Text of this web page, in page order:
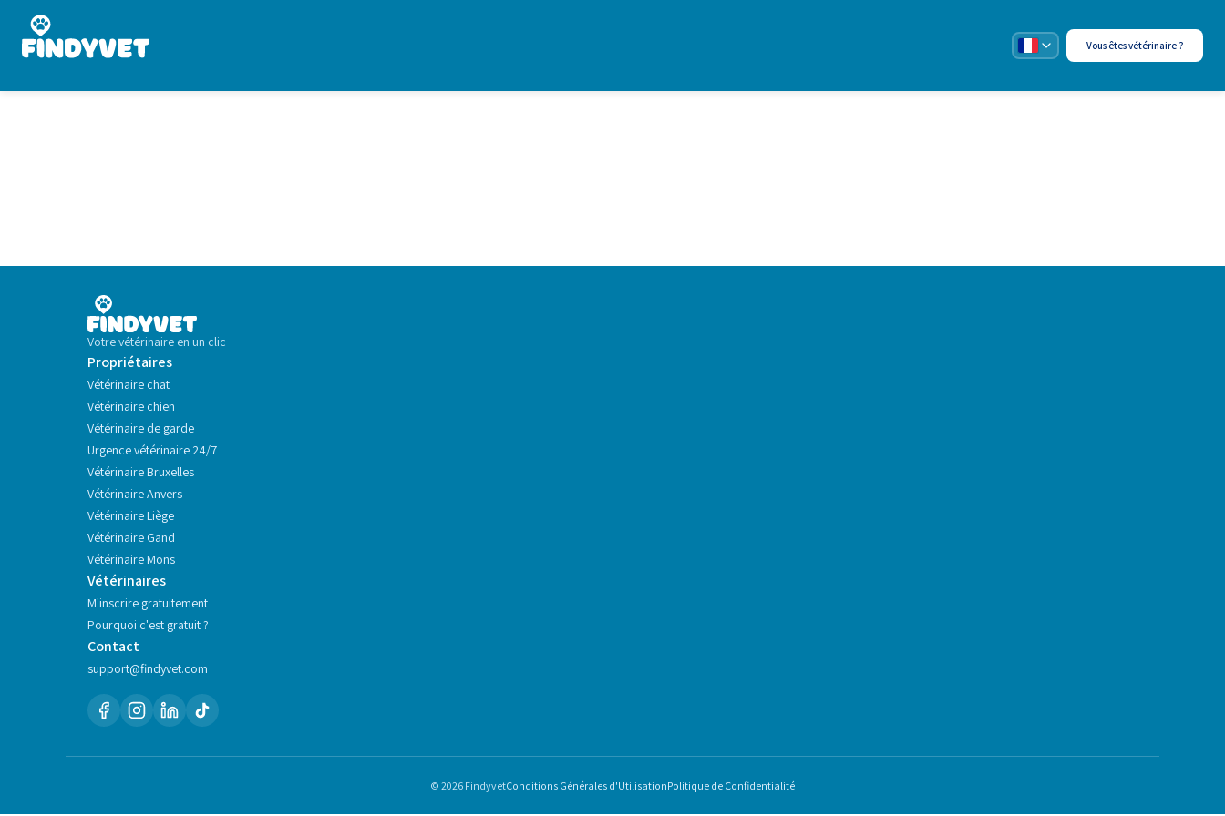
Vous êtes vétérinaire ?
Votre vétérinaire en un clic
Propriétaires
Vétérinaire chat
Vétérinaire chien
Vétérinaire de garde
Urgence vétérinaire 24/7
VétérinaireBruxelles
VétérinaireAnvers
VétérinaireLiège
Vétérinaire Gand
VétérinaireMons
Vétérinaires
M'inscrire gratuitement
Pourquoi c'est gratuit ?
Contact
support@findyvet.com
© 2026 FindyvetConditions Générales d'UtilisationPolitique de Confidentialité